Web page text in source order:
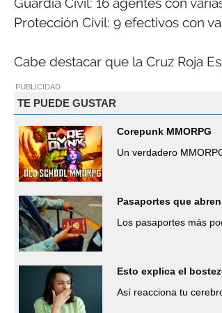
Protección Civil: 9 efectivos con
Cabe destacar que la Cruz Roja
PUBLICIDAD
TE PUEDE GUSTAR
Corepunk MMORPG
Un verdadero
Pasaportes que
Los pasaportes más
Esto explica el
Así reacciona tu